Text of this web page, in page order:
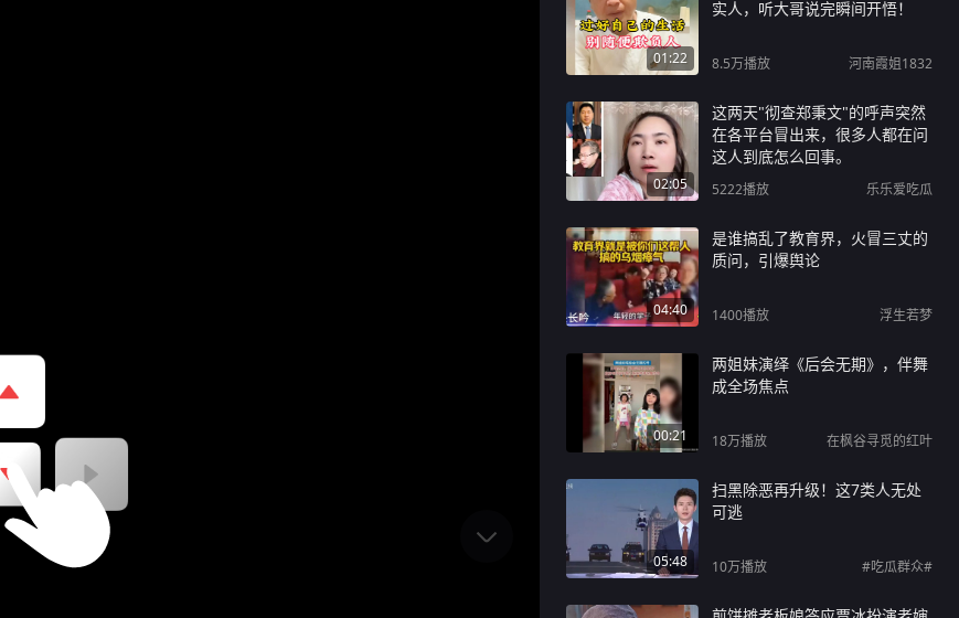
01:22
实人，听大哥说完瞬间开悟！
8.5万播放 河南霞姐1832
02:05
这两天"彻查郑秉文"的呼声突然
在各平台冒出来，很多人都在问
这人到底怎么回事。
5222播放 乐乐爱吃瓜
04:40
是谁搞乱了教育界，火冒三丈的
质问，引爆舆论
1400播放 浮生若梦
00:21
两姐妹演绎《后会无期》，伴舞
成全场焦点
18万播放 在枫谷寻觅的红叶
05:48
扫黑除恶再升级！这7类人无处
可逃
10万播放 #吃瓜群众#